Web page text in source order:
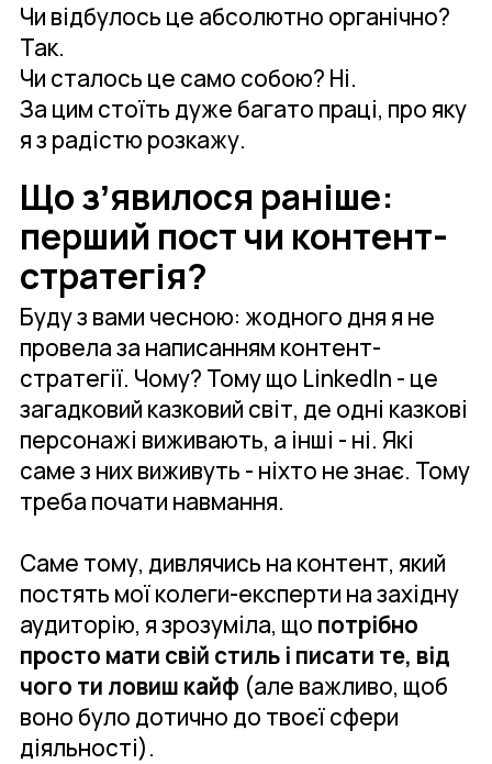
Чи відбулось це абсолютно органічно?
Так.
Чи сталось це само собою? Ні.
За цим стоїть дуже багато праці, про яку
я з радістю розкажу.
Що зʼявилося раніше:
перший пост чи контент-
стратегія?
Буду з вами чесною: жодного дня я не
провела за написанням контент-
стратегії. Чому? Тому що LinkedIn - це
загадковий казковий світ, де одні казкові
персонажі виживають, а інші - ні. Які
саме з них виживуть - ніхто не знає. Тому
треба почати навмання.
Саме тому, дивлячись на контент, який
постять мої колеги-експерти на західну
аудиторію, я зрозуміла, що потрібно
просто мати свій стиль і писати те, від
чого ти ловиш кайф (але важливо, щоб
воно було дотично до твоєї сфери
діяльності).